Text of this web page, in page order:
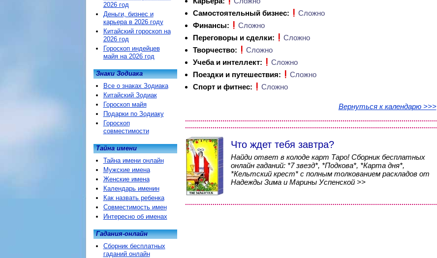
Самостоятельный бизнес:
Сложно
Финансы:
Сложно
Переговоры и сделки:
Сложно
Творчество:
Сложно
Учеба и интеллект:
Сложно
Поездки и путешествия:
Сложно
Спорт и фитнес:
Сложно
Вернуться к календарю >>>
Что ждет тебя завтра?
Найди ответ в колоде карт Таро! Сборник бесплатных
онлайн гаданий: *7 звезд*, *Подкова*, *Карта дня*,
*Кельтский крест* с полным толкованием раскладов от
Надежды Зима и Марины Успенской >>
2026 год
Деньги, бизнес и
карьера в 2026 году
Китайский гороскоп на
2026 год
Гороскоп индейцев
майя на 2026 год
Знаки Зодиака
Все о знаках Зодиака
Китайский Зодиак
Гороскоп майя
Подарки по Зодиаку
Гороскоп
совместимости
Тайна имени
Тайна имени онлайн
Мужские имена
Женские имена
Календарь именин
Как назвать ребенка
Совместимость имен
Интересно об именах
Гадания-онлайн
Сборник бесплатных
гаданий онлайн